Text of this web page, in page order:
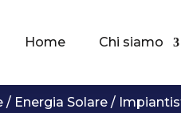
Home Chi siamo
/ Energia Solare /